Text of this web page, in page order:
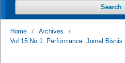
Search
Home / Archives
/
Vol 15 No 1: Performance: Jurnal Bisnis